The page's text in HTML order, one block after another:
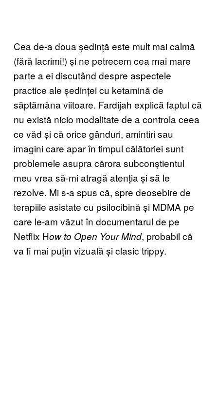
Cea de-a doua ședință este mult mai calmă
(fără lacrimi!) și ne petrecem cea mai mare
parte a ei discutând despre aspectele
practice ale ședinței cu ketamină de
săptămâna viitoare. Fardijah explică faptul că
nu există nicio modalitate de a controla ceea
ce văd și că orice gânduri, amintiri sau
imagini care apar în timpul călătoriei sunt
problemele asupra cărora subconștientul
meu vrea să-mi atragă atenția și să le
rezolve. Mi s-a spus că, spre deosebire de
terapiile asistate cu psilocibină și MDMA pe
care le-am văzut în documentarul de pe
Netflix How to Open Your Mind, probabil că
va fi mai puțin vizuală și clasic trippy.